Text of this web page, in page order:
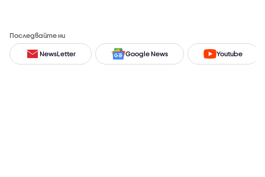
Последвайте ни
NewsLetter Google News Youtube